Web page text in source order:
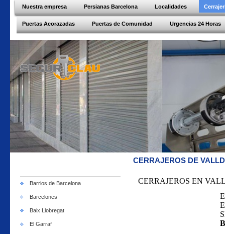
Nuestra empresa Persianas Barcelona Localidades
Puertas Acorazadas Puertas de Comunidad Urgencias 24 Horas
Barrios de Barcelona
Barcelones
Baix Llobregat
El Garraf
CERRAJEROS DE
CERRAJEROS EN